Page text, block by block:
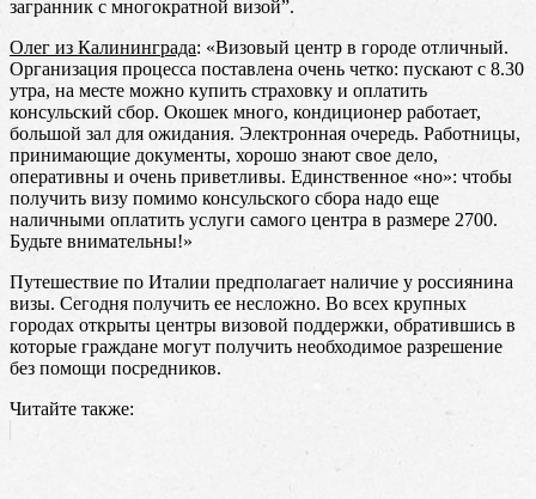
загранник с многократной визой”.
Олег из Калининграда: «Визовый центр в городе отличный.
Организация процесса поставлена очень четко: пускают с 8.30
утра, на месте можно купить страховку и оплатить
консульский сбор. Окошек много, кондиционер работает,
большой зал для ожидания. Электронная очередь. Работницы,
принимающие документы, хорошо знают свое дело,
оперативны и очень приветливы. Единственное «но»: чтобы
получить визу помимо консульского сбора надо еще
наличными оплатить услуги самого центра в размере 2700.
Будьте внимательны!»
Путешествие по Италии предполагает наличие у россиянина
визы. Сегодня получить ее несложно. Во всех крупных
городах открыты центры визовой поддержки, обратившись в
которые граждане могут получить необходимое разрешение
без помощи посредников.
Читайте также: